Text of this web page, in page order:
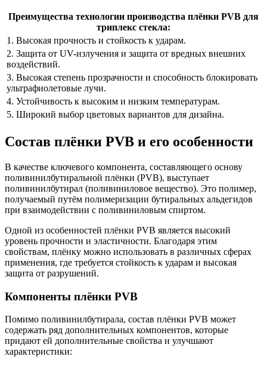
Преимущества технологии производства плёнки PVB для
триплекс стекла:
1. Высокая прочность и стойкость к ударам.
2. Защита от UV-излучения и защита от вредных внешних
воздействий.
3. Высокая степень прозрачности и способность блокировать
ультрафиолетовые лучи.
4. Устойчивость к высоким и низким температурам.
5. Широкий выбор цветовых вариантов для дизайна.
Состав плёнки PVB и его особенности
В качестве ключевого компонента, составляющего основу
поливинилбутиральной плёнки (PVB), выступает
поливинилбутирал (поливиниловое вещество). Это полимер,
получаемый путём полимеризации бутиральных альдегидов
при взаимодействии с поливиниловым спиртом.
Одной из особенностей плёнки PVB является высокий
уровень прочности и эластичности. Благодаря этим
свойствам, плёнку можно использовать в различных сферах
применения, где требуется стойкость к ударам и высокая
защита от разрушений.
Компоненты плёнки PVB
Помимо поливинилбутирала, состав плёнки PVB может
содержать ряд дополнительных компонентов, которые
придают ей дополнительные свойства и улучшают
характеристики: